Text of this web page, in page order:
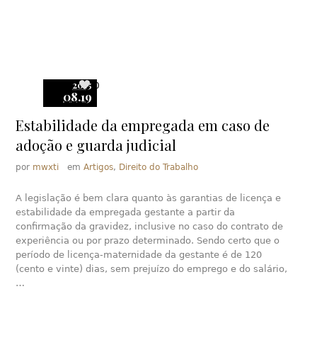
2015
08.19
0
Estabilidade da empregada em caso de
adoção e guarda judicial
por mwxti emArtigos, Direito do Trabalho
A legislação é bem clara quanto às garantias de licença e
estabilidade da empregada gestante a partir da
confirmação da gravidez, inclusive no caso do contrato de
experiência ou por prazo determinado. Sendo certo que o
período de licença-maternidade da gestante é de 120
(cento e vinte) dias, sem prejuízo do emprego e do salário,
…